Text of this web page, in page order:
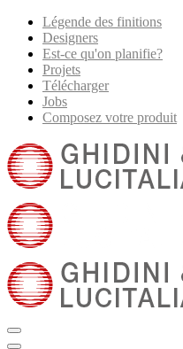
Légende des finitions
Designers
Est-ce qu'on planifie?
Projets
Télécharger
Jobs
Composez votre produit